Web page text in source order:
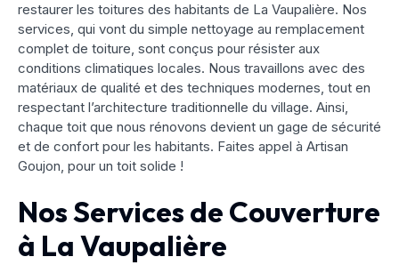
restaurer les toitures des habitants de La Vaupalière. Nos
services, qui vont du simple nettoyage au remplacement
complet de toiture, sont conçus pour résister aux
conditions climatiques locales. Nous travaillons avec des
matériaux de qualité et des techniques modernes, tout en
respectant l’architecture traditionnelle du village. Ainsi,
chaque toit que nous rénovons devient un gage de sécurité
et de confort pour les habitants. Faites appel à Artisan
Goujon, pour un toit solide !
Nos Services de Couverture
à La Vaupalière